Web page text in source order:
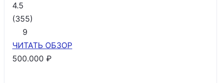
4.5
(355)
9
ЧИТАТЬ ОБЗОР
500.000 ₽